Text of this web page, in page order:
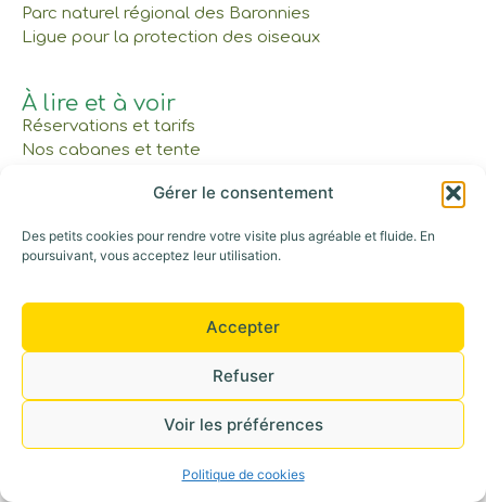
Gérer le consentement
Des petits cookies pour rendre votre visite plus agréable et fluide. En
poursuivant, vous acceptez leur utilisation.
Accepter
Refuser
Voir les préférences
Politique de cookies
Parc naturel régional des Baronnies
Ligue pour la protection des oiseaux
À lire et à voir
Réservations et tarifs
Nos cabanes et tente
Les Bons Cadeaux
©+2026 Tous droits réservés